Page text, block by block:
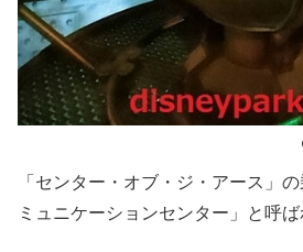
「センター・オブ・ジ・アース」
ミュニケーションセンター」と呼ば